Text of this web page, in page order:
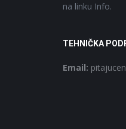
na linku Info.
TEHNIČKA
Email: